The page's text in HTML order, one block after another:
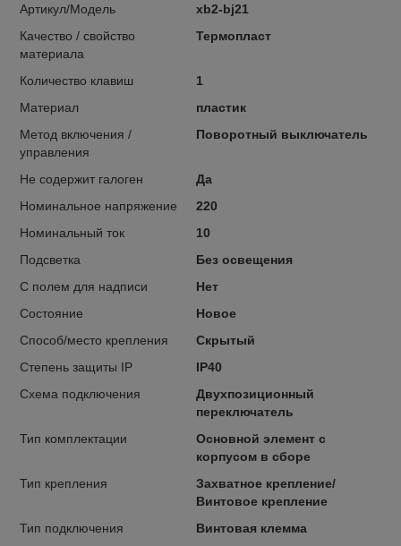
Артикул/Модель
xb2-bj21
Качество / свойство
материала
Термопласт
Количество клавиш
1
Материал
пластик
Метод включения /
управления
Поворотный выключатель
Не содержит галоген
Да
Номинальное напряжение
220
Номинальный ток
10
Подсветка
Без освещения
С полем для надписи
Нет
Состояние
Новое
Способ/место крепления
Скрытый
Степень защиты IP
IP40
Схема подключения
Двухпозиционный
переключатель
Тип комплектации
Основной элемент с
корпусом в сборе
Тип крепления
Захватное крепление/
Винтовое крепление
Тип подключения
Винтовая клемма